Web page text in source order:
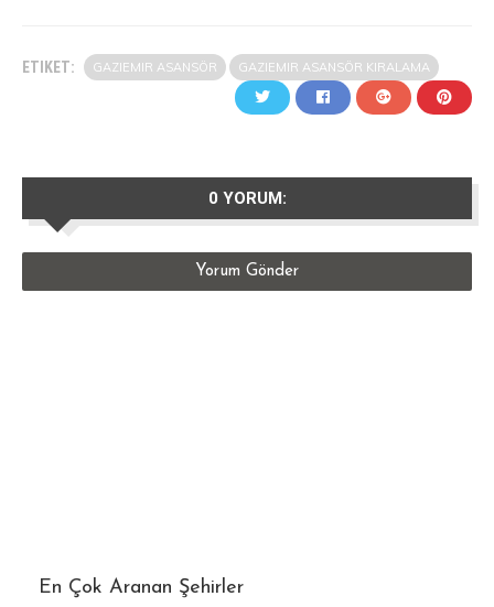
ETIKET: GAZIEMIR ASANSÖR GAZIEMIR ASANSÖR KIRALAMA
0 YORUM:
Yorum Gönder
En Çok Aranan Şehirler